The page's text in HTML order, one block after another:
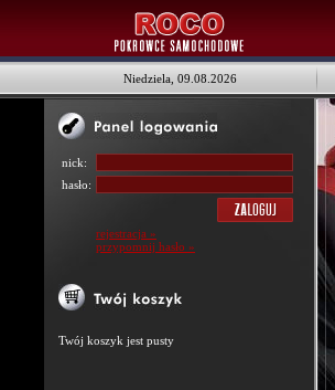
Niedziela, 09.08.2026
nick:
hasło:
rejestracja »
przypomnij hasło »
Twój koszyk jest pusty